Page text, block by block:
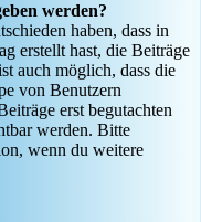
werden?
haben, dass in
erstellt hast, die Beiträge
auch möglich, dass die
von Benutzern
erst begutachten
werden. Bitte
wenn du weitere